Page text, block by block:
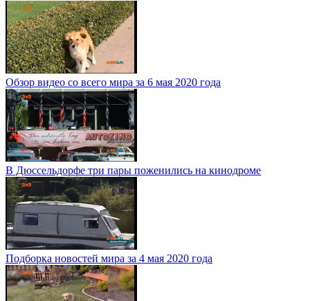
Обзор видео со всего мира за 6 мая 2020 года
В Дюссельдорфе три пары поженились на кинодроме
Подборка новостей мира за 4 мая 2020 года